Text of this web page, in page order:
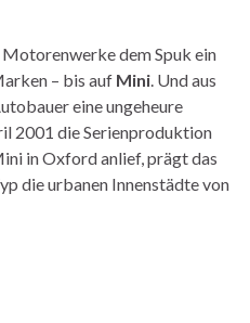
dem Spuk ein
– bis auf Mini. Und aus
eine ungeheure
2001 die Serienproduktion
in Oxford anlief, prägt das
die urbanen Innenstädte von